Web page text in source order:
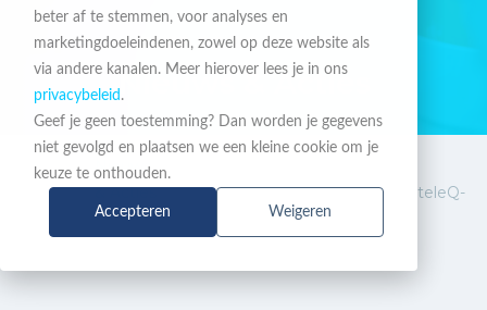
beter af te stemmen, voor analyses en
marketingdoeleindenen, zowel op deze website als
via andere kanalen. Meer hierover lees je in ons
privacybeleid .
Geef je geen toestemming? Dan worden je gegevens
niet gevolgd en plaatsen we een kleine cookie om je
keuze te onthouden.
Accepteren Weigeren
BLIJF OP DE HOOGTE
Nieuws & Acties
Nieuws
& Acties
bereikbaarheid met Aurora teleQ-
rapportages